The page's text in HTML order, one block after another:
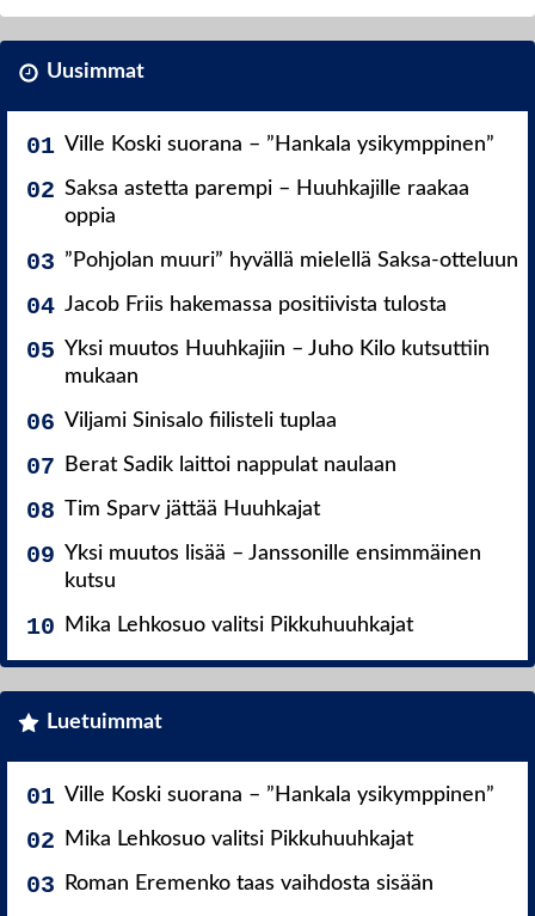
Uusimmat
Ville Koski suorana – ”Hankala ysikymppinen”
Saksa astetta parempi – Huuhkajille raakaa
oppia
”Pohjolan muuri” hyvällä mielellä Saksa-otteluun
Jacob Friis hakemassa positiivista tulosta
Yksi muutos Huuhkajiin – Juho Kilo kutsuttiin
mukaan
Viljami Sinisalo fiilisteli tuplaa
Berat Sadik laittoi nappulat naulaan
Tim Sparv jättää Huuhkajat
Yksi muutos lisää – Janssonille ensimmäinen
kutsu
Mika Lehkosuo valitsi Pikkuhuuhkajat
Luetuimmat
Ville Koski suorana – ”Hankala ysikymppinen”
Mika Lehkosuo valitsi Pikkuhuuhkajat
Roman Eremenko taas vaihdosta sisään